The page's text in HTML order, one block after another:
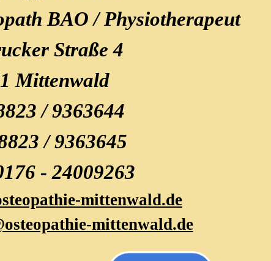
BAO / Physiotherapeut
Straße 4
Mittenwald
/ 9363644
/ 9363645
- 24009263
mittenwald.de
mittenwald.de